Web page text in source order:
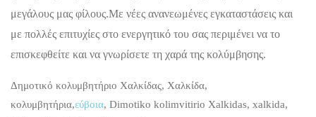
μεγάλους μας φίλους.Με νέες ανανεωμένες εγκαταστάσεις και
με πολλές επιτυχίες στο ενεργητικό του σας περιμένει να το
επισκεφθείτε και να γνωρίσετε τη χαρά της κολύμβησης.
Δημοτικό κολυμβητήριο Χαλκίδας, Χαλκίδα,
κολυμβητήρια,εύβοια, Dimotiko kolimvitirio Xalkidas, xalkida,